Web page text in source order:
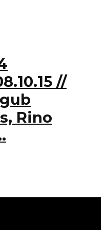
//
Rino